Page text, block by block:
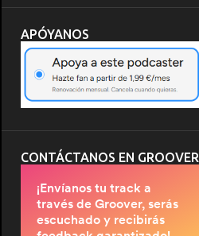
APÓYANOS
CONTÁCTANOS EN GROOVER